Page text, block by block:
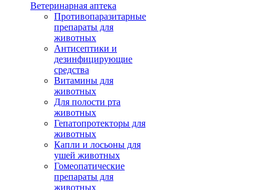
Ветеринарная аптека
Противопаразитарные
препараты для
животных
Антисептики и
дезинфицирующие
средства
Витамины для
животных
Для полости рта
животных
Гепатопротекторы для
животных
Капли и лосьоны для
ушей животных
Гомеопатические
препараты для
животных